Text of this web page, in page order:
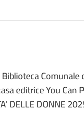
Comunale
editrice You Can
DELLE DONNE